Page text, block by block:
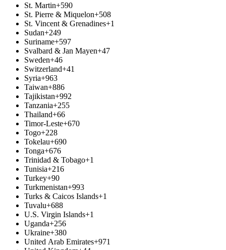
St. Martin+590
St. Pierre & Miquelon+508
St. Vincent & Grenadines+1
Sudan+249
Suriname+597
Svalbard & Jan Mayen+47
Sweden+46
Switzerland+41
Syria+963
Taiwan+886
Tajikistan+992
Tanzania+255
Thailand+66
Timor-Leste+670
Togo+228
Tokelau+690
Tonga+676
Trinidad & Tobago+1
Tunisia+216
Turkey+90
Turkmenistan+993
Turks & Caicos Islands+1
Tuvalu+688
U.S. Virgin Islands+1
Uganda+256
Ukraine+380
United Arab Emirates+971